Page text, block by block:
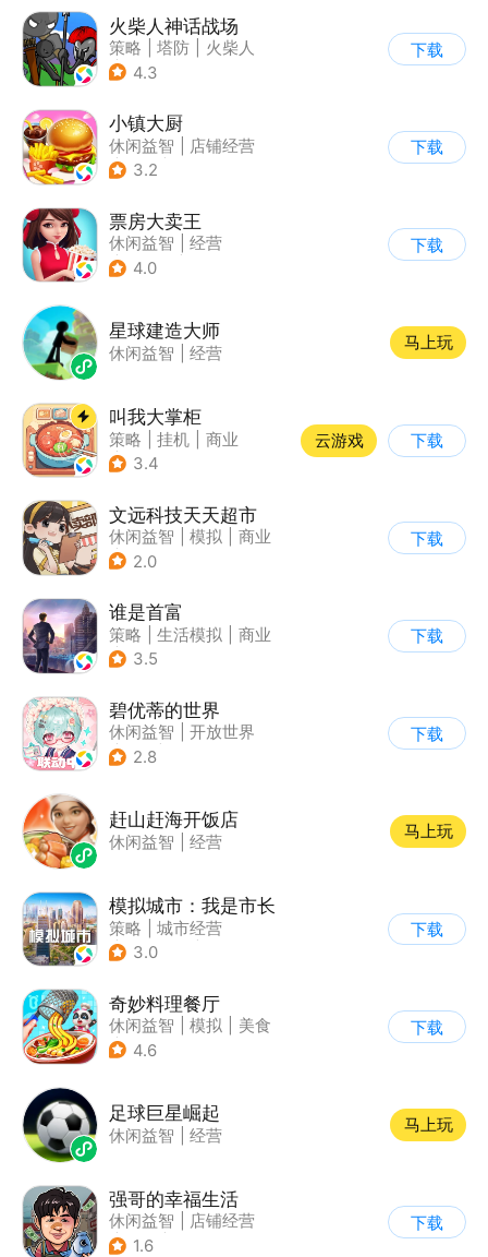
火柴人神话战场
策略 塔防
火柴人
| 休闲益智
4.3
下载
小镇大厨
休闲益智
店铺经营
| 美食
3.2
下载
票房大卖王
休闲益智
经营
| 演艺圈
4.0
下载
星球建造大师
休闲益智 经营
马上玩
叫我大掌柜
策略 挂机
商业
| 古风
3.4
云游戏 下载
文远科技天天超市
休闲益智 模拟
商业
| 卡通
2.0
下载
谁是首富
策略 生活模拟
商业
| 写实
3.5
下载
碧优蒂的世界
休闲益智
开放世界
| Q版
2.8
下载
赶山赶海开饭店
休闲益智 经营
马上玩
模拟城市：我是市长
策略
城市经营
| 模拟城市
3.0
下载
奇妙料理餐厅
休闲益智 模拟
美食
| 宝宝巴士
4.6
下载
足球巨星崛起
休闲益智 经营
马上玩
强哥的幸福生活
休闲益智
店铺经营
| 卡通
1.6
下载